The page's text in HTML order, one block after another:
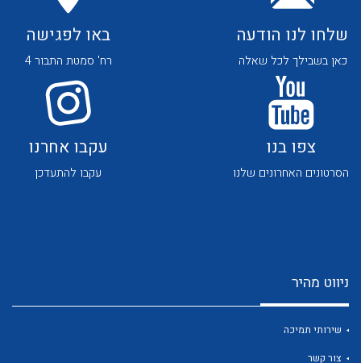
לכל מוצרי היצרן לכל מוצרי היצרן
שלחו לנו הודעה
כאן בשבילך לכל שאלה
באו לפגישה
רח' סמטת התבור 4
צפו בנו
הסרטונים האחרונים שלנו
עקבו אחרנו
עקבו להתעדכן
ניווט מהיר
שירותי תמיכה
צור קשר